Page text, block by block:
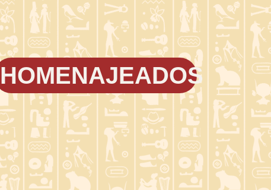
HOMENAJEADOS